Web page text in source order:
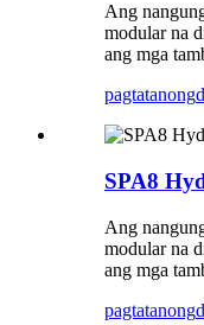
Ang
modular na
ang mga
pagtatanong
SPA8
Ang
modular na
ang mga
pagtatanong